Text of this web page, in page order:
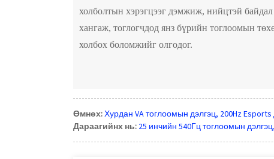
холболтын хэрэгцээг дэмжиж, нийцтэй
хангаж, тоглогчдод янз бүрийн тоглоомын
холбох боломжийг олгодог.
Өмнөх:Хурдан VA тоглоомын дэлгэц, 200Hz Esports
Дараагийнх нь: 25 инчийн 540Гц тоглоомын